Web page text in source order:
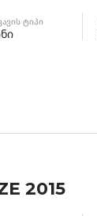
ᲢᲘᲞᲘ
2015